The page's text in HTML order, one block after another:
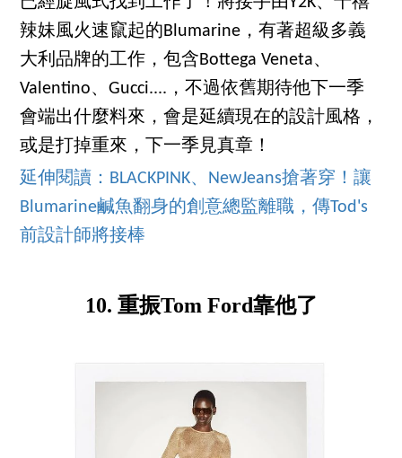
辣妹風火速竄起的Blumarine，有著超級多義
大利品牌的工作，包含Bottega Veneta、
Valentino、Gucci....，不過依舊期待他下一季
會端出什麼料來，會是延續現在的設計風格，
或是打掉重來，下一季見真章！
延伸閱讀：BLACKPINK、NewJeans搶著穿！讓
Blumarine鹹魚翻身的創意總監離職，傳Tod's
前設計師將接棒
10. 重振Tom Ford靠他了